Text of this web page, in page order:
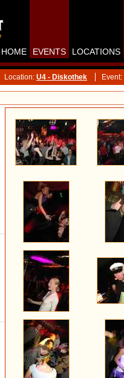
HOME EVENTS LOCATIONS
Location: U4 - Diskothek Event: